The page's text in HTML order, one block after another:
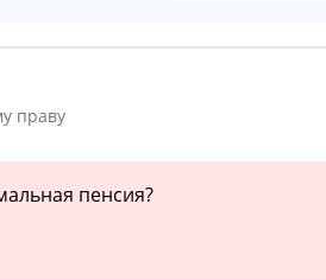
праву
пенсия?